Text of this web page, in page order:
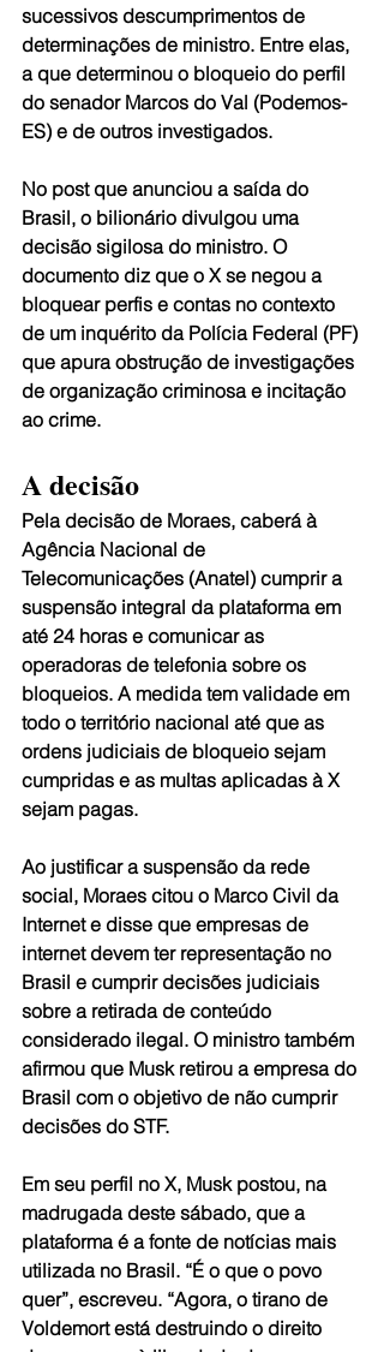
sucessivos descumprimentos de
determinações de ministro. Entre elas,
a que determinou o bloqueio do perfil
do senador Marcos do Val (Podemos-
ES) e de outros investigados.
No post que anunciou a saída do
Brasil, o bilionário divulgou uma
decisão sigilosa do ministro. O
documento diz que o X se negou a
bloquear perfis e contas no contexto
de um inquérito da Polícia Federal (PF)
que apura obstrução de investigações
de organização criminosa e incitação
ao crime.
A decisão
Pela decisão de Moraes, caberá à
Agência Nacional de
Telecomunicações (Anatel) cumprir a
suspensão integral da plataforma em
até 24 horas e comunicar as
operadoras de telefonia sobre os
bloqueios. A medida tem validade em
todo o território nacional até que as
ordens judiciais de bloqueio sejam
cumpridas e as multas aplicadas à X
sejam pagas.
Ao justificar a suspensão da rede
social, Moraes citou o Marco Civil da
Internet e disse que empresas de
internet devem ter representação no
Brasil e cumprir decisões judiciais
sobre a retirada de conteúdo
considerado ilegal. O ministro também
afirmou que Musk retirou a empresa do
Brasil com o objetivo de não cumprir
decisões do STF.
Em seu perfil no X, Musk postou, na
madrugada deste sábado, que a
plataforma é a fonte de notícias mais
utilizada no Brasil. “É o que o povo
quer”, escreveu. “Agora, o tirano de
Voldemort está destruindo o direito